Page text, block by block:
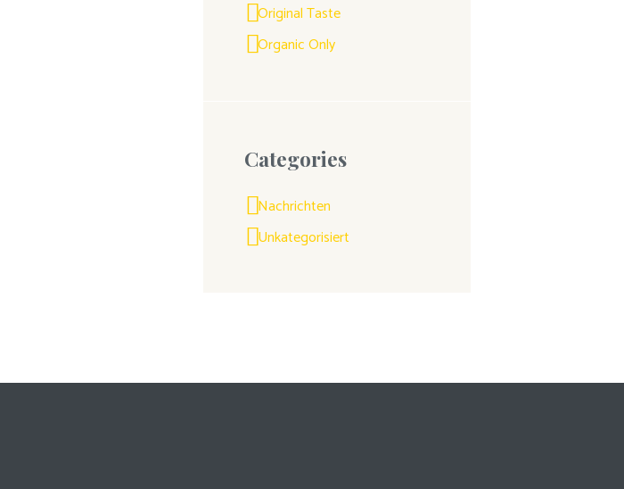
Original Taste
Organic Only
Categories
Nachrichten
Unkategorisiert